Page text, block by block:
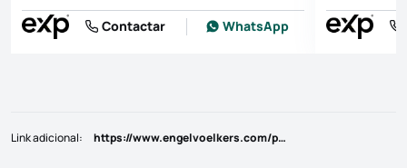
Contactar WhatsApp
Link adicional: https://www.engelvoelkers.com/pt/pt/exposes/b7e5db21-794f-5186-aa98-14c36bb8fff9